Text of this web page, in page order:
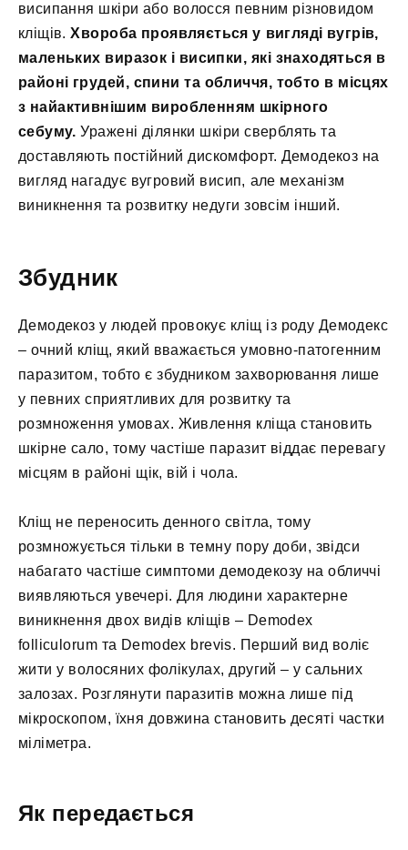
висипання шкіри або волосся певним різновидом
кліщів.Хвороба проявляється у вигляді вугрів,
маленьких виразок і висипки, які знаходяться в
районі грудей, спини та обличчя, тобто в місцях
з найактивнішим виробленням шкірного
себуму. Уражені ділянки шкіри сверблять та
доставляють постійний дискомфорт. Демодекоз на
вигляд нагадує вугровий висип, але механізм
виникнення та розвитку недуги зовсім інший.
Збудник
Демодекоз у людей провокує кліщ із роду Демодекс
– очний кліщ, який вважається умовно-патогенним
паразитом, тобто є збудником захворювання лише
у певних сприятливих для розвитку та
розмноження умовах. Живлення кліща становить
шкірне сало, тому частіше паразит віддає перевагу
місцям в районі щік, вій і чола.
Кліщ не переносить денного світла, тому
розмножується тільки в темну пору доби, звідси
набагато частіше симптоми демодекозу на обличчі
виявляються увечері. Для людини характерне
виникнення двох видів кліщів – Demodex
folliculorum та Demodex brevis. Перший вид воліє
жити у волосяних фолікулах, другий – у сальних
залозах. Розглянути паразитів можна лише під
мікроскопом, їхня довжина становить десяті частки
міліметра.
Як передається